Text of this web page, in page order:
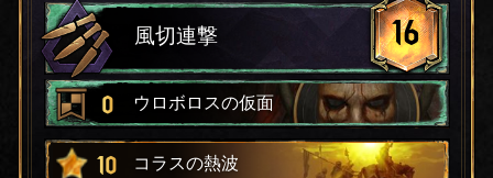
風切連撃 16
0 ウロボロスの仮面
10 コラスの熱波